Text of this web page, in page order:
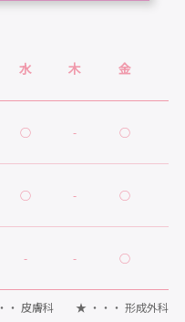
水 木 金
○ - ○
○ - ○
- - ○
・ 皮膚科 ★ ・・・ 形成外科